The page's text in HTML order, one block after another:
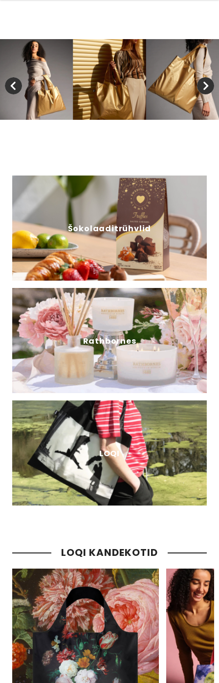
Šokolaaditrühvlid
Rathbornes
LOQI
LOQI KANDEKOTID